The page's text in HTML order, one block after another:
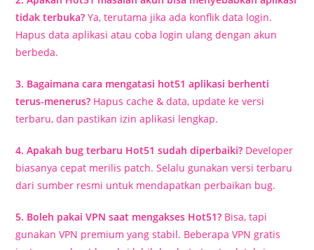
tidak terbuka? Ya, terutama jika ada konflik data login.
Hapus data aplikasi atau coba login ulang dengan akun
berbeda.
3. Bagaimana cara mengatasi hot51 aplikasi berhenti
terus-menerus? Hapus cache & data, update ke versi
terbaru, dan pastikan izin aplikasi lengkap.
4. Apakah bug terbaru Hot51 sudah diperbaiki? Developer
biasanya cepat merilis patch. Selalu gunakan versi terbaru
dari sumber resmi untuk mendapatkan perbaikan bug.
5. Boleh pakai VPN saat mengakses Hot51? Bisa, tapi
gunakan VPN premium yang stabil. Beberapa VPN gratis